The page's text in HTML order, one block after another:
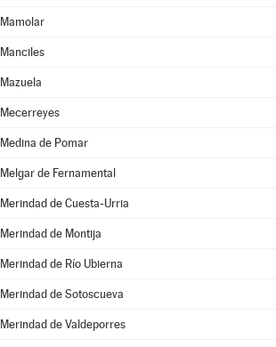
Mamolar
Manciles
Mazuela
Mecerreyes
Medina de Pomar
Melgar de Fernamental
Merindad de Cuesta-Urria
Merindad de Montija
Merindad de Río Ubierna
Merindad de Sotoscueva
Merindad de Valdeporres